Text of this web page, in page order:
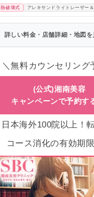
熱破壊式 アレキサンドライトレーザー
詳しい料金・店舗詳細・地図を
＼無料カウンセリング
(公式)湘南美容
キャンペーンで予約す
日本海外100院以上！
コース消化の有効期